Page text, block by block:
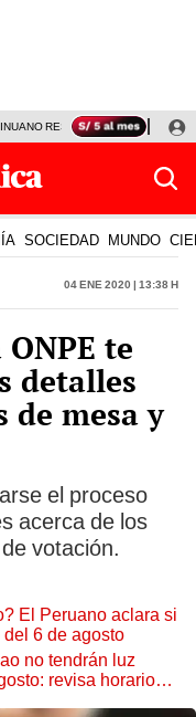
RESULTADOS HOY
SOCIEDAD MUNDO
04 Ene 2020 | 13:38 h
te
detalles
de mesa y
el proceso
acerca de los
votación.
El Peruano aclara si
6 de agosto
no tendrán luz
revisa horarios y